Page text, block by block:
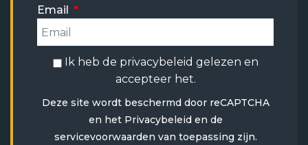
Email
Ik heb de privacybeleid gelezen en
accepteer het.
Deze site wordt beschermd door reCAPTCHA
en het Privacybeleiden de
servicevoorwaarden van toepassing zijn.